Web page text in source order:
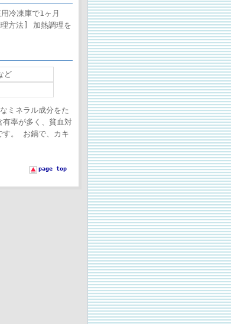
冷凍庫で1ヶ月
方法] 加熱調理を
ど
ミネラル成分をた
有率が多く、貧血対
す。 お鍋で、カキ
page top